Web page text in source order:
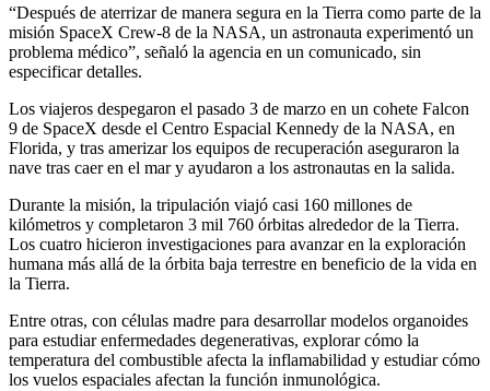
“Después de aterrizar de manera segura en la Tierra como parte de la
misión SpaceX Crew-8 de la NASA, un astronauta experimentó un
problema médico”, señaló la agencia en un comunicado, sin
especificar detalles.
Los viajeros despegaron el pasado 3 de marzo en un cohete Falcon
9 de SpaceX desde el Centro Espacial Kennedy de la NASA, en
Florida, y tras amerizar los equipos de recuperación aseguraron la
nave tras caer en el mar y ayudaron a los astronautas en la salida.
Durante la misión, la tripulación viajó casi 160 millones de
kilómetros y completaron 3 mil 760 órbitas alrededor de la Tierra.
Los cuatro hicieron investigaciones para avanzar en la exploración
humana más allá de la órbita baja terrestre en beneficio de la vida en
la Tierra.
Entre otras, con células madre para desarrollar modelos organoides
para estudiar enfermedades degenerativas, explorar cómo la
temperatura del combustible afecta la inflamabilidad y estudiar cómo
los vuelos espaciales afectan la función inmunológica.